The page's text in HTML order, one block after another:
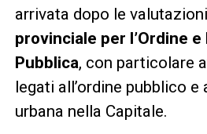
arrivata dopo le
provinciale per l’Ordine
Pubblica, con particolare
legati all’ordine pubblico
urbana nella Capitale.